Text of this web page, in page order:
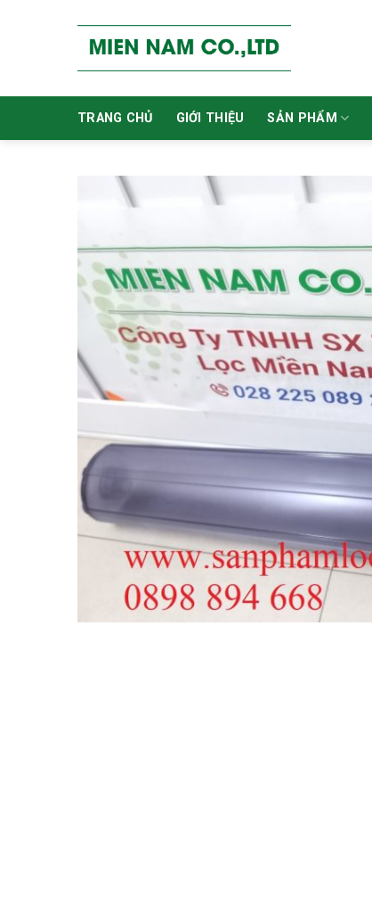
TRANG CHỦ GIỚI THIỆU SẢN PHẨM